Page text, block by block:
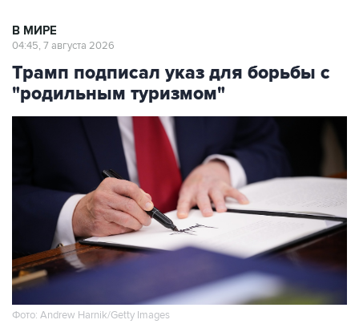
В МИРЕ
04:45, 7 августа 2026
Трамп подписал указ для борьбы с
"родильным туризмом"
Фото: Andrew Harnik/Getty Images